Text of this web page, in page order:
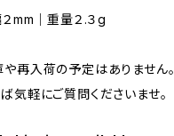
mm｜重量２.３g
再入荷の予定はありません。
気軽にご質問くださいませ。